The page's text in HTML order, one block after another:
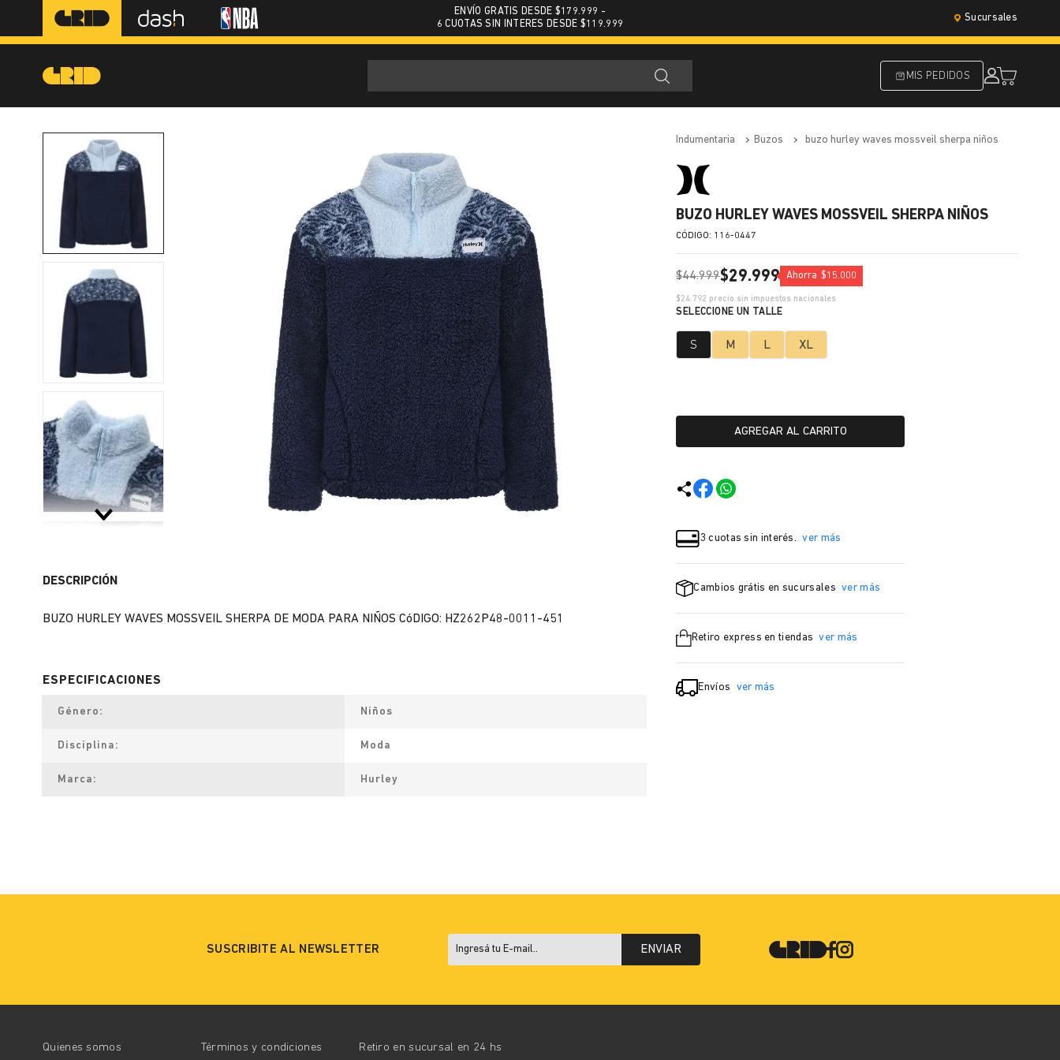
ENVÍO GRATIS DESDE $179.999 -
6 CUOTAS SIN INTERES DESDE $119.999
Sucursales
MIS PEDIDOS
DESCRIPCIÓN
BUZO HURLEY WAVES MOSSVEIL SHERPA DE MODA PARA NIÑOS CóDIGO: HZ262P48-0011-451
Género Niños
Disciplina Moda
Marca Hurley
indumentaria buzos buzo hurley waves mossveil sherpa niños
BUZO HURLEY WAVES MOSSVEIL SHERPA NIÑOS
: 116-0447
$44.999$29.999 Ahorra $15.000
$24.792 precio sin impuestos nacionales
S M L XL
AGREGAR AL CARRITO
3 cuotas sin interés. ver más
Cambios grátis en sucursales ver más
Retiro express en tiendas ver más
Envíos ver más
SUSCRIBITE AL NEWSLETTER ENVIAR
Quienes somos Términos y condiciones Retiro en sucursal en 24 hs